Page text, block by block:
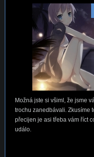
Možná jste si všiml, že jsme
trochu zanedbávali. Zkusíme
přecijen je asi třeba vám říct
událo.